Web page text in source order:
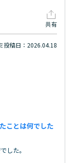
共有
投稿日：2026.04.18
ことは何でした
した。